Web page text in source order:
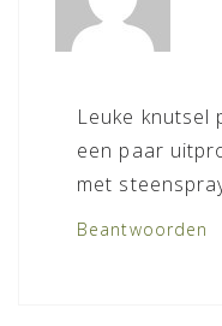
Leuke knutsel
een paar
met
Beantwoorden